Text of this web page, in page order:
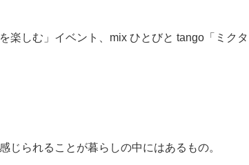
楽しむ」イベント、mix ひとびと tango「ミクタ
じられることが暮らしの中にはあるもの。